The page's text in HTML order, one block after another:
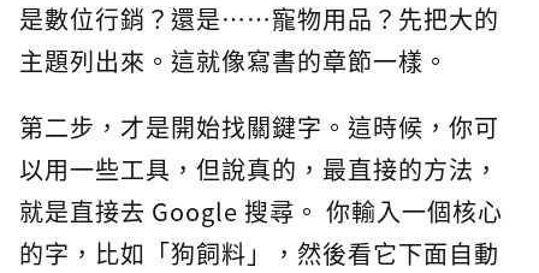
是數位行銷？還是⋯⋯寵物用品？先把大的
主題列出來。這就像寫書的章節一樣。
第二步，才是開始找關鍵字。這時候，你可
以用一些工具，但說真的，最直接的方法，
就是直接去 Google 搜尋。 你輸入一個核心
的字，比如「狗飼料」，然後看它下面自動